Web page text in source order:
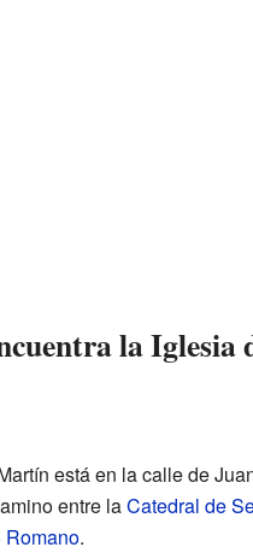
la Iglesia
está en la calle de
entre laCatedral de
Romano.